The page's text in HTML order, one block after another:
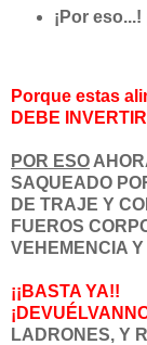
¡Por eso...!
Porque estas
DEBE
POR ESO
SAQUEADO
DE TRAJE Y
FUEROS
VEHEMENCIA
¡¡BASTA YA!!
LADRONES, Y